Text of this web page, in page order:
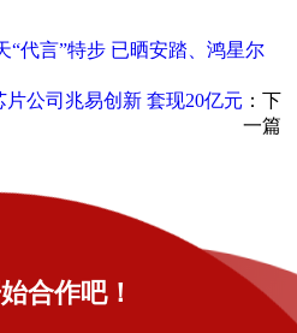
“代言”特步 已晒安踏、鸿星尔
公司兆易创新 套现20亿元 ：下
一篇
合作吧！